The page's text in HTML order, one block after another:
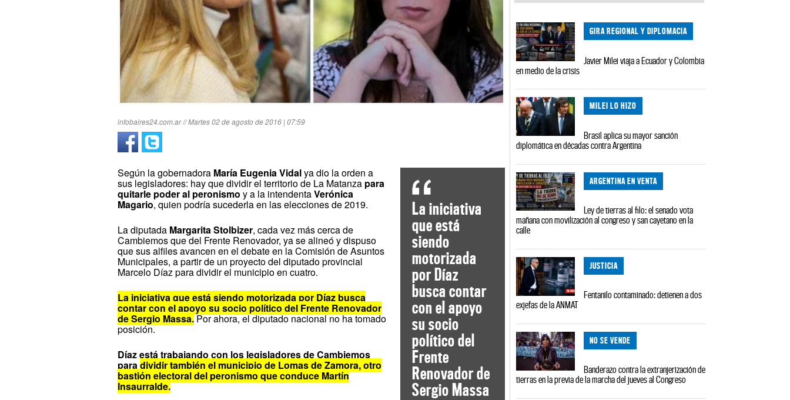
infobaires24.com.ar // Martes 02 de agosto de 2016 | 07:59
La iniciativa
que está
siendo
motorizada
por Díaz
busca contar
con el apoyo
su socio
político del
Frente
Renovador de
Sergio Massa
Según la gobernadora María Eugenia Vidalya dio la orden a
sus legisladores: hay que dividir el territorio de La Matanza para
quitarle poder al peronismo y a la intendentaVerónica
Magario, quien podría sucederla en las elecciones de 2019.
La diputada Margarita Stolbizer, cada vez más cerca de
Cambiemos que del Frente Renovador, ya se alineó y dispuso
que sus alfiles avancen en el debate en la Comisión de Asuntos
Municipales, a partir de un proyecto del diputado provincial
Marcelo Díaz para dividir el municipio en cuatro.
La iniciativa que está siendo motorizada por Díaz busca
contar con el apoyo su socio político del Frente Renovador
de Sergio Massa.Por ahora, el diputado nacional no ha tomado
posición.
Díaz está trabajando con los legisladores de Cambiemos
paradividir también el municipio de Lomas de Zamora, otro
bastión electoral del peronismo que conduce Martín
Insaurralde.
GIRA REGIONAL Y DIPLOMACIA
Javier Milei viaja a Ecuador y Colombia
en medio de la crisis
MILEI LO HIZO
Brasil aplica su mayor sanción
diplomática en décadas contra Argentina
ARGENTINA EN VENTA
Ley de tierras al filo: el senado vota
mañana con movilización al congreso y san cayetano en la
calle
JUSTICIA
Fentanilo contaminado: detienen a dos
exjefas de la ANMAT
NO SE VENDE
Banderazo contra la extranjerización de
tierras en la previa de la marcha del jueves al Congreso